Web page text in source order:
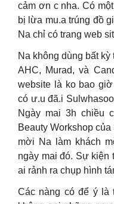
cảm ơn c nha. Có
bị lừa mu.a trúng đồ
Na chỉ có trang web
Na không dùng bất
AHC, Murad, và
website là ko bao
có ư.u đã.i
Ngày mai 3h chiều
Beauty Workshop
mời Na làm khách
ngày mai đó. Sự kiện
ai rảnh ra chụp hình
Các nàng có để ý là